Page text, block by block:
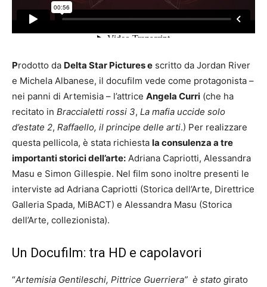
Prodotto da Delta Star Pictures e scritto da Jordan River
e Michela Albanese, il docufilm vede come protagonista –
nei panni di Artemisia – l’attrice Angela Curri (che ha
recitato in Braccialetti rossi 3, La mafia uccide solo
d’estate 2, Raffaello, il principe delle arti.) Per realizzare
questa pellicola, è stata richiesta la consulenza a tre
importanti storici dell’arte: Adriana Capriotti, Alessandra
Masu e Simon Gillespie. Nel film sono inoltre presenti le
interviste ad Adriana Capriotti (Storica dell’Arte, Direttrice
Galleria Spada, MiBACT) e Alessandra Masu (Storica
dell’Arte, collezionista).
Un Docufilm: tra HD e capolavori
“Artemisia Gentileschi, Pittrice Guerriera” è stato girato